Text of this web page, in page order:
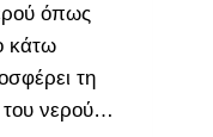
όπως
κάτω
τη
του νερού…